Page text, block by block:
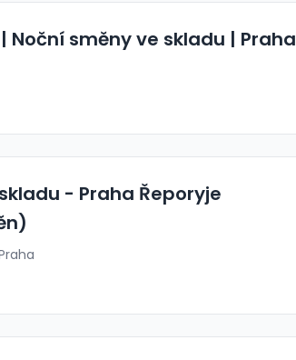
Noční směny ve skladu | Praha
- Praha Řeporyje